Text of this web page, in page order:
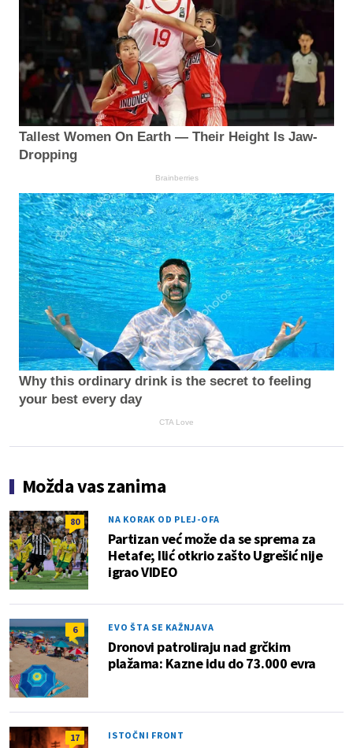
Tallest Women On Earth — Their Height Is Jaw-
Dropping
Brainberries
Why this ordinary drink is the secret to feeling
your best every day
CTA Love
Možda vas zanima
80 NA KORAK OD PLEJ-OFA
Partizan već može da se sprema za
Hetafe; Ilić otkrio zašto Ugrešić nije
igrao VIDEO
6 EVO ŠTA SE KAŽNJAVA
Dronovi patroliraju nad grčkim
plažama: Kazne idu do 73.000 evra
17 ISTOČNI FRONT